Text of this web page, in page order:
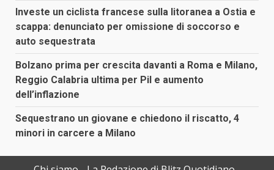
Investe un ciclista francese sulla litoranea a Ostia e
scappa: denunciato per omissione di soccorso e
auto sequestrata
Bolzano prima per crescita davanti a Roma e Milano,
Reggio Calabria ultima per Pil e aumento
dell’inflazione
Sequestrano un giovane e chiedono il riscatto, 4
minori in carcere a Milano